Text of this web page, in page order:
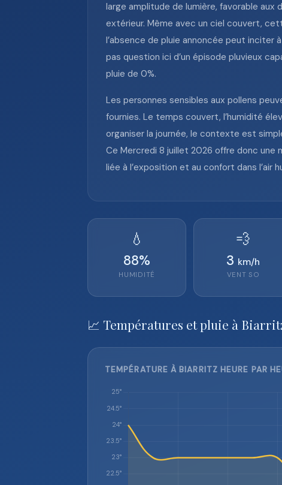
large amplitude de lumière, favorable
extérieur. Même avec un ciel couvert,
l’absence de pluie annoncée peut inciter
pas question ici d’un épisode pluvieux
pluie de 0%.
Les personnes sensibles aux pollens
fournies. Le temps couvert, l’humidité
organiser la journée, le contexte est
Ce Mercredi 8 juillet 2026 offre donc
liée à l’exposition et au confort dans l’air
💧
88%
HUMIDITÉ
💨
3 km/h
VENT SO
📈 Températures et pluie à
TEMPÉRATURE À BIARRITZ HEURE PAR